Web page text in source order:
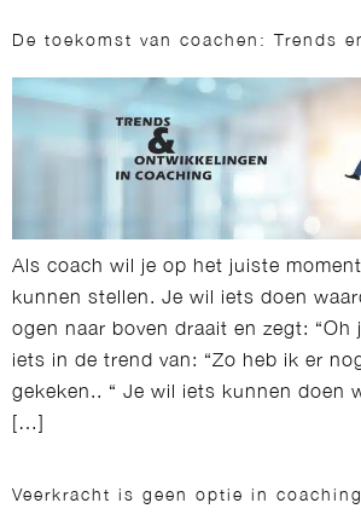
De toekomst van coachen: Trends
Als coach wil je op het juiste
kunnen stellen. Je wil iets doen
ogen naar boven draait en zegt: “Oh
iets in de trend van: “Zo heb ik er
gekeken.. “ Je wil iets kunnen doen
[…]
Veerkracht is geen optie in